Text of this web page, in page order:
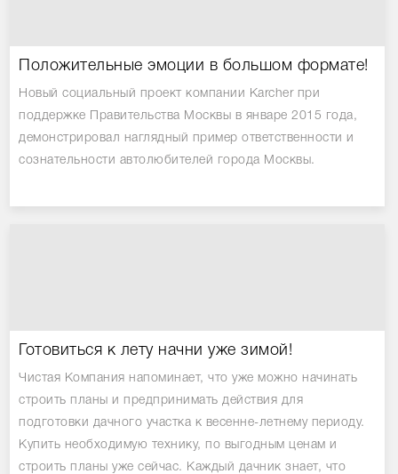
Положительные эмоции в большом формате!
Новый социальный проект компании Karcher при
поддержке Правительства Москвы в январе 2015 года,
демонстрировал наглядный пример ответственности и
сознательности автолюбителей города Москвы.
Готовиться к лету начни уже зимой!
Чистая Компания напоминает, что уже можно начинать
строить планы и предпринимать действия для
подготовки дачного участка к весенне-летнему периоду.
Купить необходимую технику, по выгодным ценам и
строить планы уже сейчас. Каждый дачник знает, что